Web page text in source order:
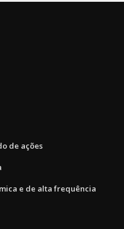
de ações
e de alta frequência